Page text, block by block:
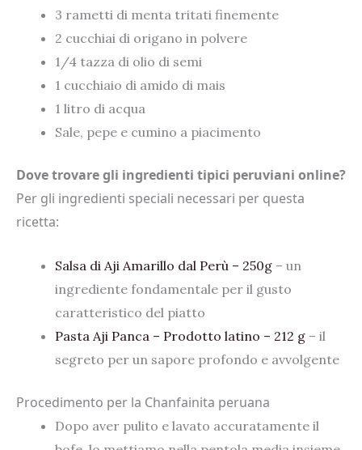
3 rametti di menta tritati finemente
2 cucchiai di origano in polvere
1/4 tazza di olio di semi
1 cucchiaio di amido di mais
1 litro di acqua
Sale, pepe e cumino a piacimento
Dove trovare gli ingredienti tipici peruviani online?
Per gli ingredienti speciali necessari per questa
ricetta:
Salsa di Aji Amarillo dal Perù – 250g – un
ingrediente fondamentale per il gusto
caratteristico del piatto
Pasta Aji Panca – Prodotto latino – 212 g – il
segreto per un sapore profondo e avvolgente
Procedimento per la Chanfainita peruana
Dopo aver pulito e lavato accuratamente il